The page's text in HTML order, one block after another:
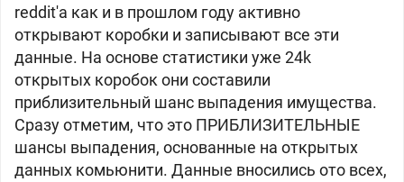
reddit'a как и в прошлом году активно
открывают коробки и записывают все эти
данные. На основе статистики уже 24k
открытых коробок они составили
приблизительный шанс выпадения имущества.
Сразу отметим, что это ПРИБЛИЗИТЕЛЬНЫЕ
шансы выпадения, основанные на открытых
данных комьюнити. Данные вносились ото всех,